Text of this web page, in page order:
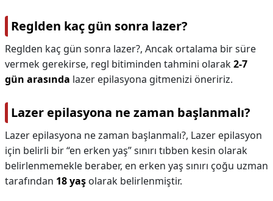
Reglden kaç gün sonra lazer?
Reglden kaç gün sonra lazer?, Ancak ortalama bir süre
vermek gerekirse, regl bitiminden tahmini olarak2-7
gün arasında lazer epilasyona gitmenizi öneririz.
Lazer epilasyona ne zaman başlanmalı?
Lazer epilasyona ne zaman başlanmalı?, Lazer epilasyon
için belirli bir “en erken yaş” sınırı tıbben kesin olarak
belirlenmemekle beraber, en erken yaş sınırı çoğu uzman
tarafından 18 yaş olarak belirlenmiştir.